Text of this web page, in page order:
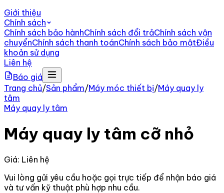
Giới thiệu
Chính sách
Chính sách bảo hànhChính sách đổi trảChính sách vận
chuyểnChính sách thanh toánChính sách bảo mậtĐiều
khoản sử dụng
Liên hệ
Báo giá
Trang chủ/Sản phẩm/Máy móc thiết bị/Máy quay ly
tâm
Máy quay ly tâm
Máy quay ly tâm cỡ nhỏ
Giá: Liên hệ
Vui lòng gửi yêu cầu hoặc gọi trực tiếp để nhận báo giá
và tư vấn kỹ thuật phù hợp nhu cầu.